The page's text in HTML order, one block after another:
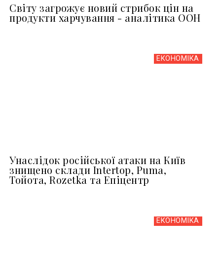
Світу загрожує новий стрибок цін на
продукти харчування - аналітика ООН
ЕКОНОМІКА
Унаслідок російської атаки на Київ
знищено склади Intertop, Puma,
Тойота, Rozetka та Епіцентр
ЕКОНОМІКА